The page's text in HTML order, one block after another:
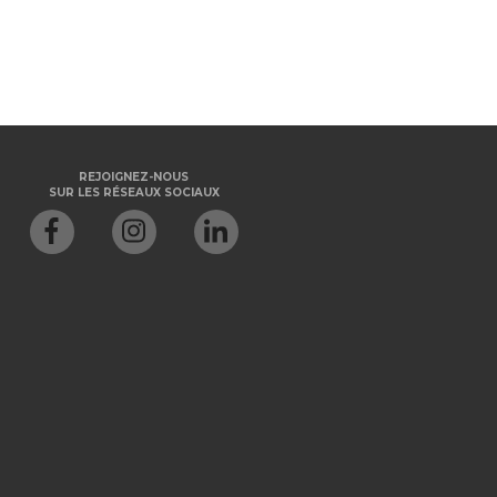
REJOIGNEZ-NOUS
SUR LES RÉSEAUX SOCIAUX